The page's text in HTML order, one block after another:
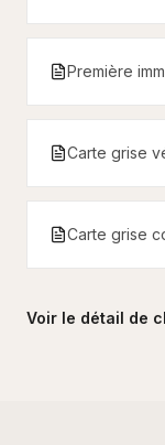
Première
Carte grise
Carte grise
Voir le détail de